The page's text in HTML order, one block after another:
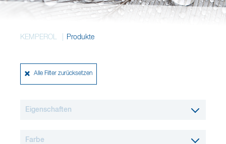
KEMPEROL Produkte
Alle Filter zurücksetzen
Eigenschaften
Farbe